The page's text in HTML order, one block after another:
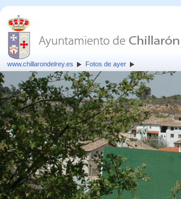
www.chillarondelrey.es Fotos de ayer